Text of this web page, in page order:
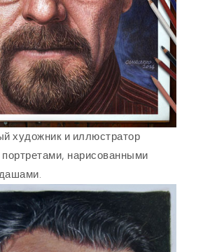
художник и иллюстратор
нарисованными